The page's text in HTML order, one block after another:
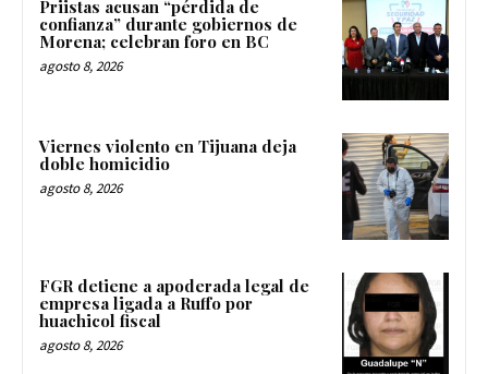
Priistas acusan “pérdida de
confianza” durante gobiernos de
Morena; celebran foro en BC
agosto 8, 2026
Viernes violento en Tijuana deja
doble homicidio
agosto 8, 2026
FGR detiene a apoderada legal de
empresa ligada a Ruffo por
huachicol fiscal
agosto 8, 2026